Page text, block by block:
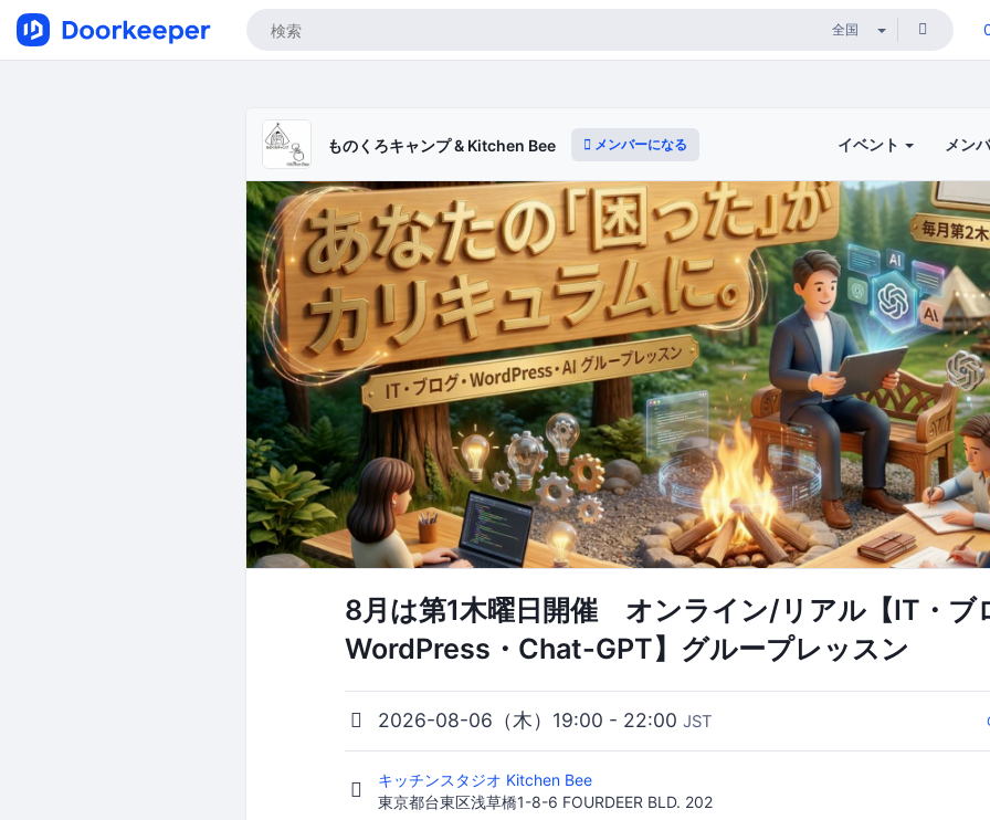
ものくろキャンプ & Kitchen Bee メンバーになる イベント メン
8月は第1木曜日開催 オンライン/リアル【IT・ブ
WordPress・Chat-GPT】グループレッスン
2026-08-06（木）19:00 - 22:00 JST
キッチンスタジオ Kitchen Bee
東京都台東区浅草橋1-8-6 FOURDEER BLD. 202